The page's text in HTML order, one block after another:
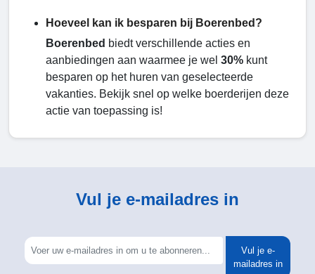
Hoeveel kan ik besparen bij Boerenbed?
Boerenbed biedt verschillende acties en
aanbiedingen aan waarmee je wel 30% kunt
besparen op het huren van geselecteerde
vakanties. Bekijk snel op welke boerderijen deze
actie van toepassing is!
Vul je e-mailadres in
Vul je e-
mailadres in